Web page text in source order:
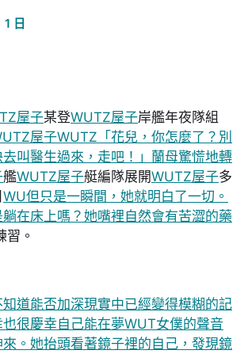
日
屋子某登WUTZ屋子岸艦年夜隊組
屋子WUTZ「花兒，你怎麼了？別
叫醫生過來，走吧！」蘭母驚慌地轉
艦WUTZ屋子艇編隊展開WUTZ屋子多
WU但只是一瞬間，她就明白了一切。
在床上嗎？她嘴裡自然會有苦澀的藥
習。
道能否加深現實中已經變得模糊的記
很慶幸自己能在夢WUT女僕的聲音
。她抬頭看著鏡子裡的自己，發現鏡